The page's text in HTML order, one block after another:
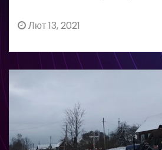
Лют 13, 2021